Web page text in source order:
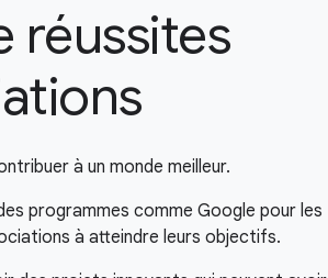
réussites
à un monde meilleur.
programmes comme Google pour les
à atteindre leurs objectifs.